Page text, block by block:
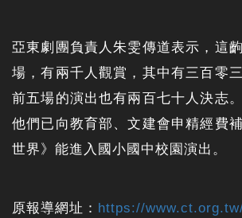
亞東劇團負責人朱雯傳道表示，這
場，有兩千人觀賞，其中有三百零
前五場的演出也有兩百七十人決志
他們已向教育部、文建會申精經費
世界》能進入國小國中校園演出。
原報導網址： https://